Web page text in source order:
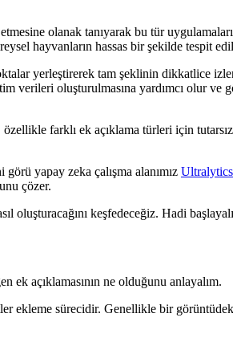
olanak tanıyarak bu tür
hayvanların hassas bir şekilde tespit
yerleştirerek tam şeklinin dikkatlice
verileri oluşturulmasına yardımcı olur ve
farklı ek açıklama türleri için
yapay zeka çalışma alanımız
çözer.
oluşturacağını keşfedeceğiz. Hadi
açıklamasının ne olduğunu anlayalım.
sürecidir. Genellikle bir